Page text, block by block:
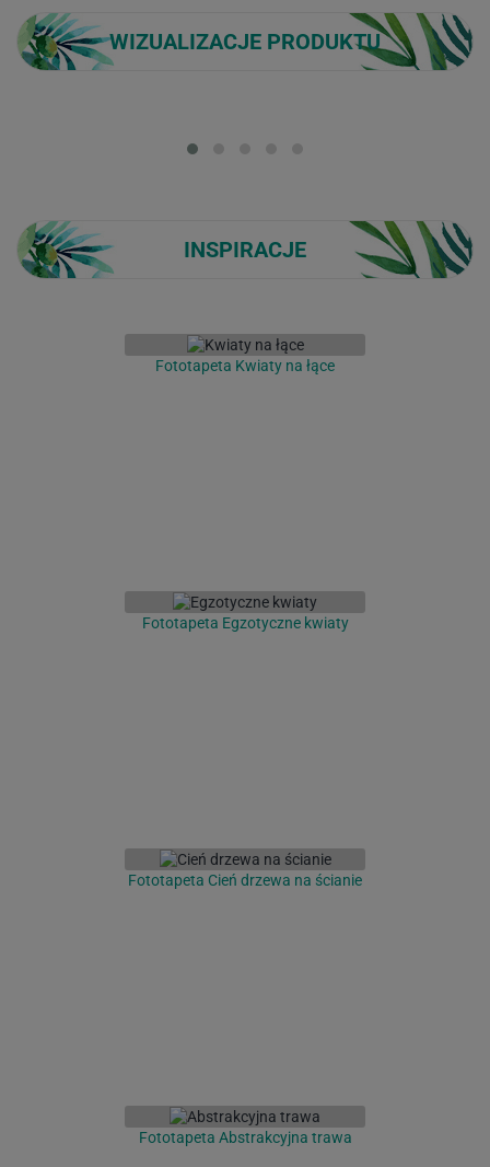
WIZUALIZACJE PRODUKTU
INSPIRACJE
Fototapeta Kwiaty na łące
Fototapeta Egzotyczne kwiaty
Fototapeta Cień drzewa na ścianie
Fototapeta Abstrakcyjna trawa